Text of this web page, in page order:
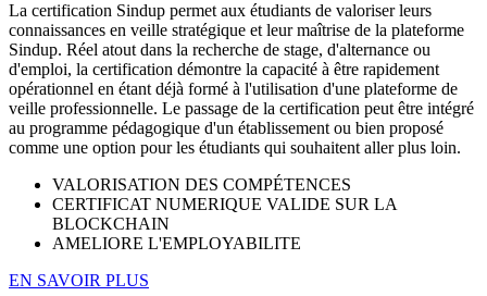
La certification Sindup permet aux étudiants de valoriser leurs
connaissances en veille stratégique et leur maîtrise de la plateforme
Sindup. Réel atout dans la recherche de stage, d'alternance ou
d'emploi, la certification démontre la capacité à être rapidement
opérationnel en étant déjà formé à l'utilisation d'une plateforme de
veille professionnelle. Le passage de la certification peut être intégré
au programme pédagogique d'un établissement ou bien proposé
comme une option pour les étudiants qui souhaitent aller plus loin.
VALORISATION DES COMPÉTENCES
CERTIFICAT NUMERIQUE VALIDE SUR LA
BLOCKCHAIN
AMELIORE L'EMPLOYABILITE
EN SAVOIR PLUS